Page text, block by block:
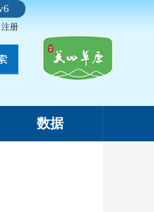
注册
数据